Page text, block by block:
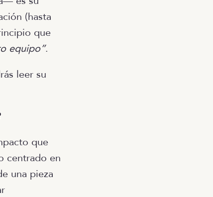
(hasta
que
equipo”.
leer su
que
centrado en
una pieza